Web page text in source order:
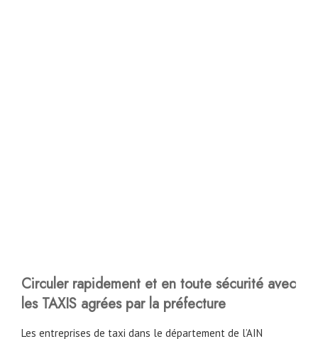
Circuler rapidement et en toute sécurité avec
les TAXIS agrées par la préfecture
Les entreprises de taxi dans le département de l’AIN